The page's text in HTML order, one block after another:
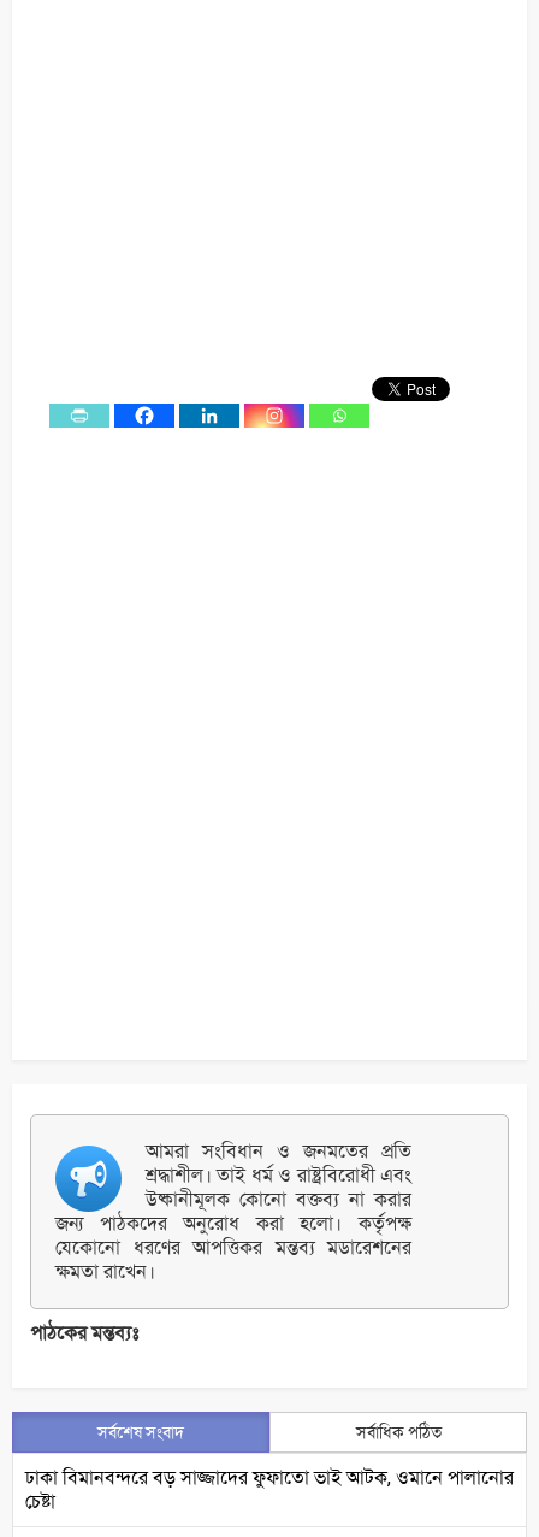
আমরা সংবিধান ও জনমতের প্রতি
শ্রদ্ধাশীল। তাই ধর্ম ও রাষ্ট্রবিরোধী এবং
উষ্কানীমূলক কোনো বক্তব্য না করার
জন্য পাঠকদের অনুরোধ করা হলো। কর্তৃপক্ষ
যেকোনো ধরণের আপত্তিকর মন্তব্য মডারেশনের
ক্ষমতা রাখেন।
পাঠকের মন্তব্যঃ
সর্বশেষ সংবাদ সর্বাধিক পঠিত
ঢাকা বিমানবন্দরে বড় সাজ্জাদের ফুফাতো ভাই আটক, ওমানে পালানোর
চেষ্টা